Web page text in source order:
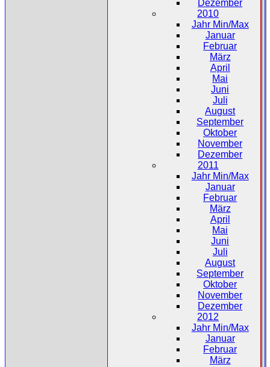
Dezember
2010
Jahr Min/Max
Januar
Februar
März
April
Mai
Juni
Juli
August
September
Oktober
November
Dezember
2011
Jahr Min/Max
Januar
Februar
März
April
Mai
Juni
Juli
August
September
Oktober
November
Dezember
2012
Jahr Min/Max
Januar
Februar
März